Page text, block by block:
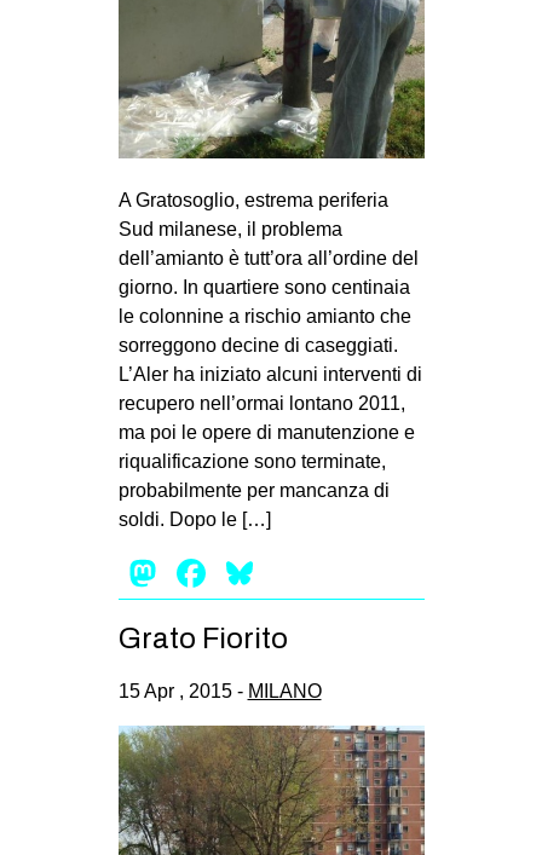
A Gratosoglio, estrema periferia
Sud milanese, il problema
dell’amianto è tutt’ora all’ordine del
giorno. In quartiere sono centinaia
le colonnine a rischio amianto che
sorreggono decine di caseggiati.
L’Aler ha iniziato alcuni interventi di
recupero nell’ormai lontano 2011,
ma poi le opere di manutenzione e
riqualificazione sono terminate,
probabilmente per mancanza di
soldi. Dopo le […]
Mastodon
Facebook
Grato Fiorito
15 Apr , 2015 - MILANO